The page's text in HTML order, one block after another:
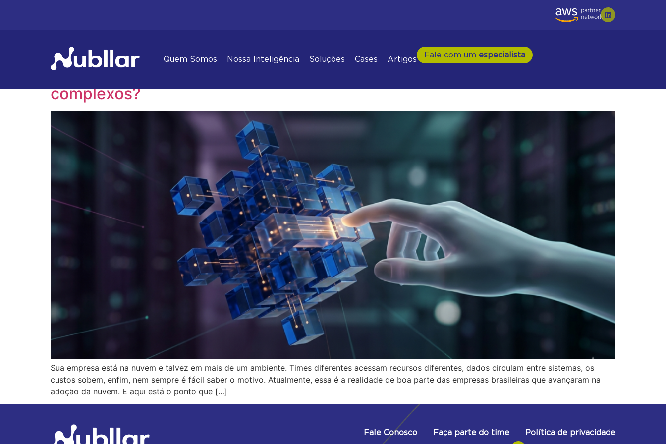
Quem Somos Nossa Inteligência Soluções Cases Artigos
Fale com um especialista
Tag: #otimização de custos AWS
Governança na nuvem: como manter controle e compliance em ambientes
complexos?
Sua empresa está na nuvem e talvez em mais de um ambiente. Times diferentes acessam recursos diferentes, dados circulam entre sistemas, os
custos sobem, enfim, nem sempre é fácil saber o motivo. Atualmente, essa é a realidade de boa parte das empresas brasileiras que avançaram na
adoção da nuvem. E aqui está o ponto que […]
Fale Conosco Faça parte do time Política de privacidade